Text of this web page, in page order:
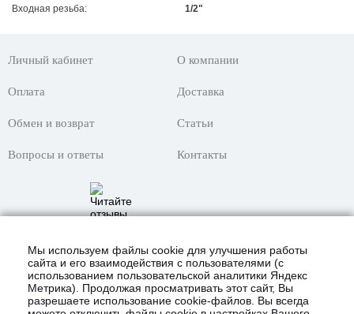
Входная резьба: 1/2"
Личный кабинет О компании
Оплата Доставка
Обмен и возврат Статьи
Вопросы и ответы Контакты
Мы используем файлы cookie для улучшения работы
сайта и его взаимодействия с пользователями (с
использованием пользовательской аналитики Яндекс
Метрика). Продолжая просматривать этот сайт, Вы
разрешаете использование cookie-файлов. Вы всегда